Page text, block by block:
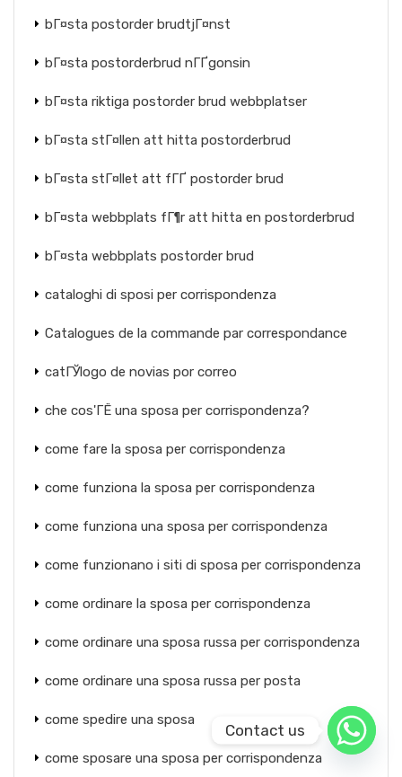
bГ¤sta postorder brudtjГ¤nst
bГ¤sta postorderbrud nГҐgonsin
bГ¤sta riktiga postorder brud webbplatser
bГ¤sta stГ¤llen att hitta postorderbrud
bГ¤sta stГ¤llet att fГҐ postorder brud
bГ¤sta webbplats fГ¶r att hitta en postorderbrud
bГ¤sta webbplats postorder brud
cataloghi di sposi per corrispondenza
Catalogues de la commande par correspondance
catГЎlogo de novias por correo
che cos'ГЁ una sposa per corrispondenza?
come fare la sposa per corrispondenza
come funziona la sposa per corrispondenza
come funziona una sposa per corrispondenza
come funzionano i siti di sposa per corrispondenza
come ordinare la sposa per corrispondenza
come ordinare una sposa russa per corrispondenza
come ordinare una sposa russa per posta
come spedire una sposa
come sposare una sposa per corrispondenza
Contact us